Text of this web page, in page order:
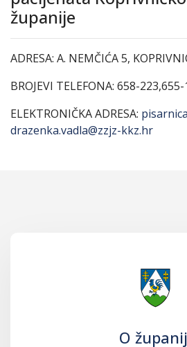
županije
ADRESA: A. NEMČIĆA 5,
BROJEVI TELEFONA: 658-
ELEKTRONIČKA ADRESA:
drazenka.vadla@zzjz-kkz.hr
O